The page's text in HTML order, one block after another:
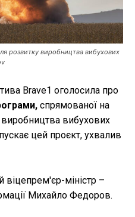
розвитку виробництва вибухових
Brave1 оголосила про
спрямованої на
вибухових
цей проєкт, ухвалив
віцепрем'єр-міністр –
Михайло Федоров.